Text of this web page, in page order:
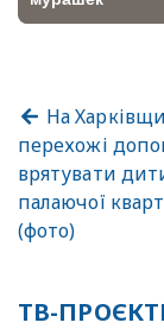
На
перехожі
врятувати
палаючої
(фото)
ТВ-